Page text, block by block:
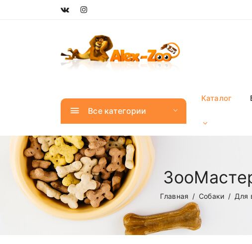
Все категории
Каталог
Главная Собаки Для